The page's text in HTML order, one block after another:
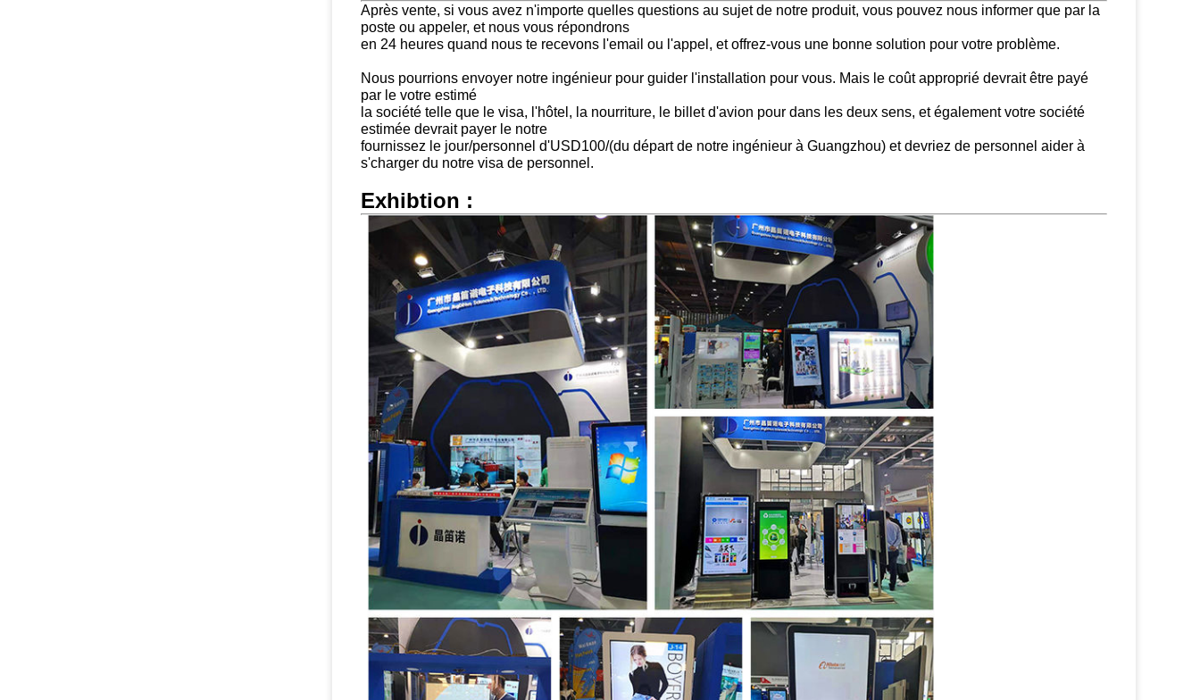
Après vente, si vous avez n'importe quelles questions au sujet de notre produit, vous pouvez nous informer que par la
poste ou appeler, et nous vous répondrons
en 24 heures quand nous te recevons l'email ou l'appel, et offrez-vous une bonne solution pour votre problème.
Nous pourrions envoyer notre ingénieur pour guider l'installation pour vous. Mais le coût approprié devrait être payé
par le votre estimé
la société telle que le visa, l'hôtel, la nourriture, le billet d'avion pour dans les deux sens, et également votre société
estimée devrait payer le notre
fournissez le jour/personnel d'USD100/(du départ de notre ingénieur à Guangzhou) et devriez de personnel aider à
s'charger du notre visa de personnel.
Exhibtion :